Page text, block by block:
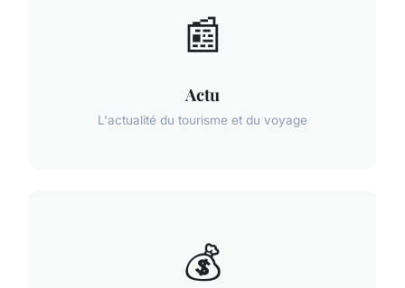
📰
Actu
L'actualité du tourisme et du voyage
💰